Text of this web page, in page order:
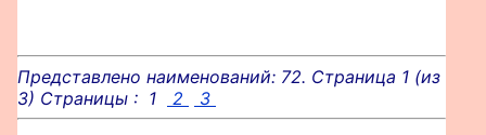
Представлено наименований: 72. Страница 1 (из
3) Страницы : 1
2 3